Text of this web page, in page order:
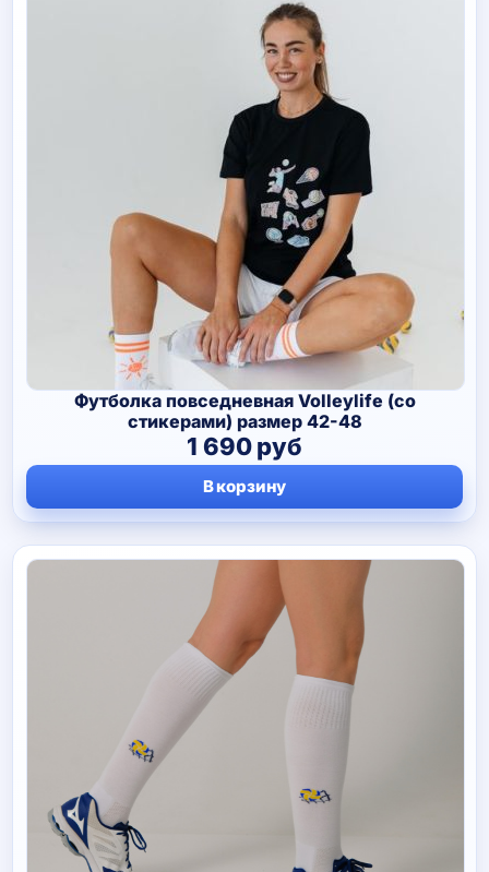
Футболка повседневная Volleylife (со
стикерами) размер 42-48
1 690руб
В корзину